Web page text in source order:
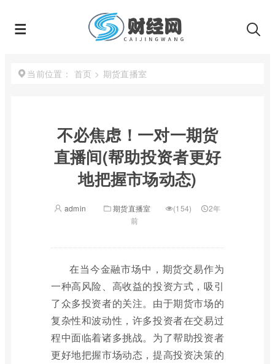
当前位置： 首页 > 期货直播室
不必焦虑！一对一期货
直播间(帮助投资者更好
地把握市场动态)
admin 期货直播室 (154)
2年
前
在当今金融市场中，期货交易作为
一种高风险、高收益的投资方式，吸引
了众多投资者的关注。由于期货市场的
复杂性和波动性，许多投资者在交易过
程中面临着诸多挑战。为了帮助投资者
更好地把握市场动态，提高投资决策的